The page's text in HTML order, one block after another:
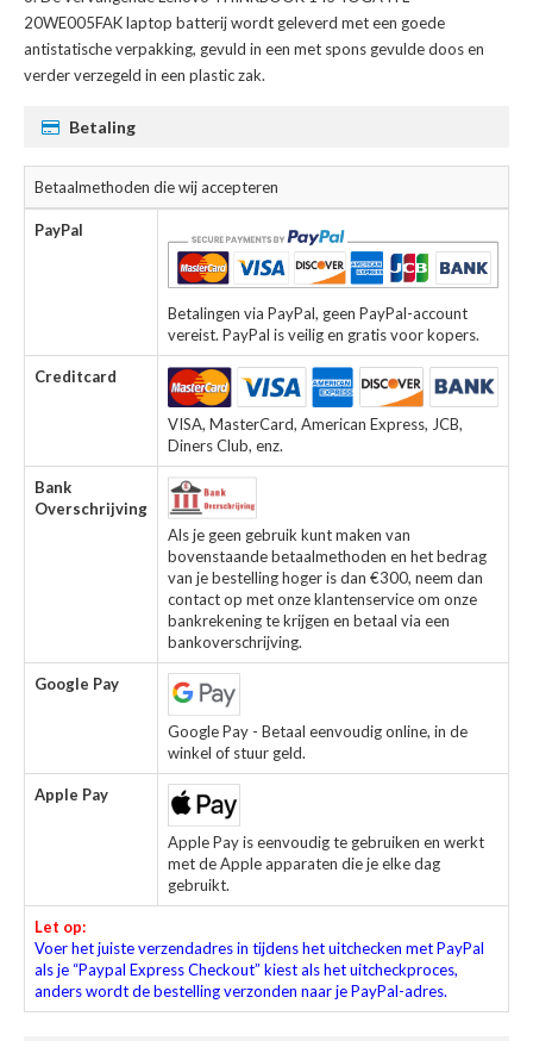
20WE005FAK laptop batterijwordt geleverd met een goede
antistatische verpakking, gevuld in een met spons gevulde doos en
verder verzegeld in een plastic zak.
Betaling
Betaalmethoden die wij accepteren
PayPal
Betalingen via PayPal, geen PayPal-account
vereist. PayPal is veilig en gratis voor kopers.
Creditcard
VISA, MasterCard, American Express, JCB,
Diners Club, enz.
Bank
Overschrijving
Als je geen gebruik kunt maken van
bovenstaande betaalmethoden en het bedrag
van je bestelling hoger is dan €300, neem dan
contact op met onze klantenservice om onze
bankrekening te krijgen en betaal via een
bankoverschrijving.
Google Pay
Google Pay - Betaal eenvoudig online, in de
winkel of stuur geld.
Apple Pay
Apple Pay is eenvoudig te gebruiken en werkt
met de Apple apparaten die je elke dag
gebruikt.
Let op:
Voer het juiste verzendadres in tijdens het uitchecken met PayPal
als je “Paypal Express Checkout” kiest als het uitcheckproces,
anders wordt de bestelling verzonden naar je PayPal-adres.